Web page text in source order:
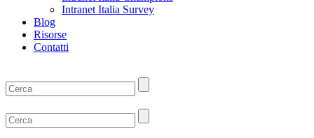
Intranet Italia Survey
Blog
Risorse
Contatti